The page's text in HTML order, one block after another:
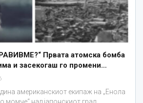
Првата атомска бомба
и засекогаш го промени…
американскиот екипаж на „Енола